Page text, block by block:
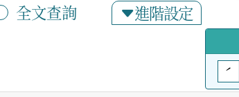
全文查詢 進階設定
ˊ